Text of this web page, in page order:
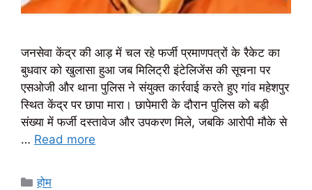
जनसेवा केंद्र की आड़ में चल रहे फर्जी प्रमाणपत्रों के रैकेट का
बुधवार को खुलासा हुआ जब मिलिट्री इंटेलिजेंस की सूचना पर
एसओजी और थाना पुलिस ने संयुक्त कार्रवाई करते हुए गांव महेशपुर
स्थित केंद्र पर छापा मारा। छापेमारी के दौरान पुलिस को बड़ी
संख्या में फर्जी दस्तावेज और उपकरण मिले, जबकि आरोपी मौके से
… Read more
Categories
होम